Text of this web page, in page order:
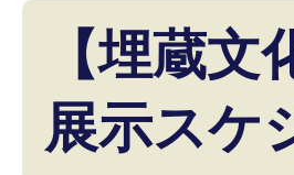
【埋蔵
展示スケ